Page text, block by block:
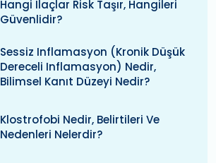
Hangi Ilaçlar Risk Taşır, Hangileri
Güvenlidir?
Sessiz Inflamasyon (kronik Düşük
Dereceli Inflamasyon) Nedir,
Bilimsel Kanıt Düzeyi Nedir?
Klostrofobi Nedir, Belirtileri Ve
Nedenleri Nelerdir?